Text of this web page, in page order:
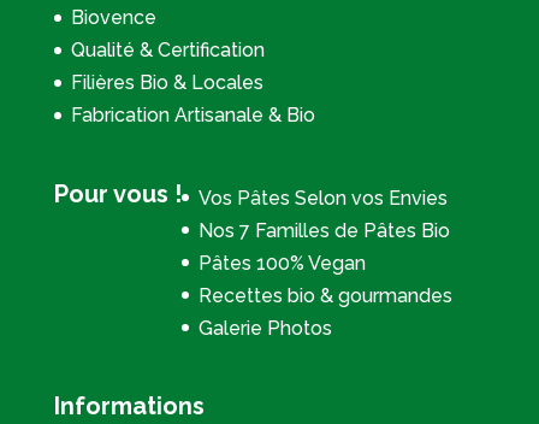
Biovence
Qualité & Certification
Filières Bio & Locales
Fabrication Artisanale & Bio
Pour vous !
Vos Pâtes Selon vos Envies
Nos 7 Familles de Pâtes Bio
Pâtes 100% Vegan
Recettes bio & gourmandes
Galerie Photos
Informations